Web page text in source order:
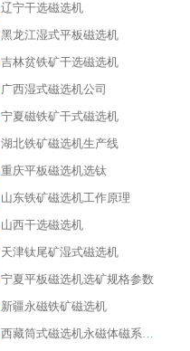
辽宁干选磁选机
黑龙江湿式平板磁选机
吉林贫铁矿干选磁选机
广西湿式磁选机公司
宁夏磁铁矿干式磁选机
湖北铁矿磁选机生产线
重庆平板磁选机选钛
山东铁矿磁选机工作原理
山西干选磁选机
天津钛尾矿湿式磁选机
宁夏平板磁选机选矿规格参数
新疆永磁铁矿磁选机
西藏筒式磁选机永磁体磁系设计